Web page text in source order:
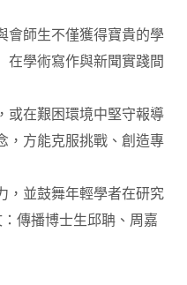
師生不僅獲得寶貴的學
在學術寫作與新聞實踐間
或在艱困環境中堅守報導
，方能克服挑戰、創造專
，並鼓舞年輕學者在研究
傳播博士生邱聃、周嘉